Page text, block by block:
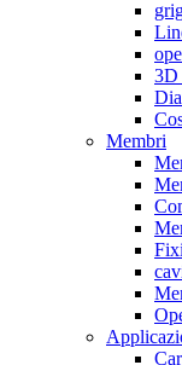
3D
Membri